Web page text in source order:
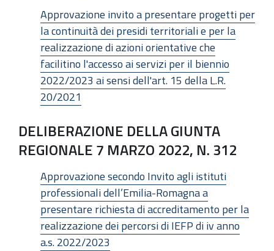
Approvazione invito a presentare progetti per
la continuità dei presidi territoriali e per la
realizzazione di azioni orientative che
facilitino l'accesso ai servizi per il biennio
2022/2023 ai sensi dell'art. 15 della L.R.
20/2021
DELIBERAZIONE DELLA GIUNTA
REGIONALE 7 MARZO 2022, N. 312
Approvazione secondo Invito agli istituti
professionali dell’Emilia-Romagna a
presentare richiesta di accreditamento per la
realizzazione dei percorsi di IEFP di iv anno
a.s. 2022/2023